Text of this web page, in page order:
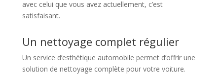
avec celui que vous avez actuellement, c’est
satisfaisant.
Un nettoyage complet régulier
Un service d’esthétique automobile permet d’offrir une
solution de nettoyage complète pour votre voiture.